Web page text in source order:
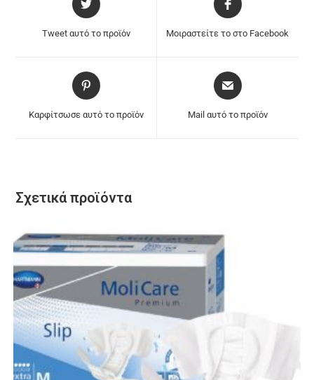
Tweet αυτό το προϊόν Μοιραστείτε το στο Facebook
Καρφίτσωσε αυτό το προϊόν Mail αυτό το προϊόν
Σχετικά προϊόντα